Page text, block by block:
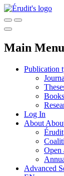
Main Menu
Publication
Log In
About
Érudit
Open
Advanced